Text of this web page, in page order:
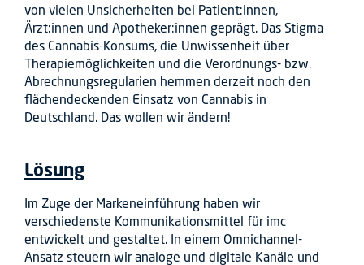
von vielen Unsicherheiten bei Patient:innen,
Ärzt:innen und Apotheker:innen geprägt. Das Stigma
des Cannabis-Konsums, die Unwissenheit über
Therapiemöglichkeiten und die Verordnungs- bzw.
Abrechnungsregularien hemmen derzeit noch den
flächendeckenden Einsatz von Cannabis in
Deutschland. Das wollen wir ändern!
Lösung
Im Zuge der Markeneinführung haben wir
verschiedenste Kommunikationsmittel für imc
entwickelt und gestaltet. In einem Omnichannel-
Ansatz steuern wir analoge und digitale Kanäle und